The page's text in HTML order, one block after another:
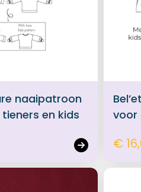
naaipatroon
en kids
voor
€